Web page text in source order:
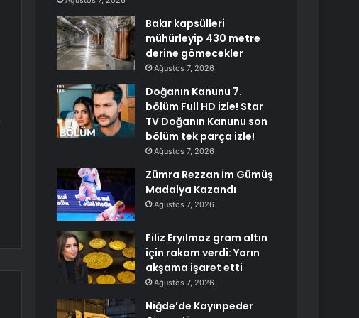
Bakır kapsülleri
mühürleyip 430 metre
derine gömecekler
Ağustos 7, 2026
Doğanın Kanunu 7.
bölüm Full HD izle! Star
TV Doğanın Kanunu son
bölüm tek parça izle!
Ağustos 7, 2026
Zümra Rezzan İm Gümüş
Madalya Kazandı
Ağustos 7, 2026
Filiz Eryılmaz gram altın
için rakam verdi: Yarın
akşama işaret etti
Ağustos 7, 2026
Niğde’de Kayınpeder